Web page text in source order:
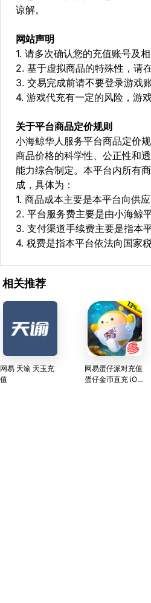
谅解。
网站声明
1. 请多次确认您的充值账号及
2. 基于虚拟商品的特殊性，请
3. 交易完成前请不要登录游戏
4. 游戏代充有一定的风险，游
关于平台商品定价规则
小海鲸华人服务平台商品定价
商品价格的科学性、公正性和
能力综合制定。本平台内所有
成，具体为：
1. 商品成本主要是本平台向供
2. 平台服务费主要是由小海鲸
3. 支付渠道手续费主要是指本
4. 税费是指本平台依法向国家
相关推荐
网易 天谕 天玉充
值
网易蛋仔派对充值
蛋仔金币直充 iOS